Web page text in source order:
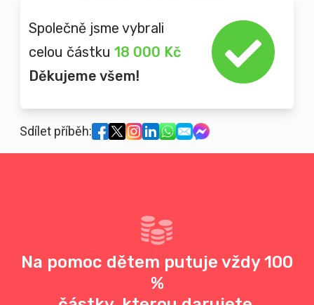
Společně jsme vybrali
celou částku 18 000 Kč
Děkujeme všem!
Sdílet příběh:
Na pomoc dětem putuje vždy 100
%